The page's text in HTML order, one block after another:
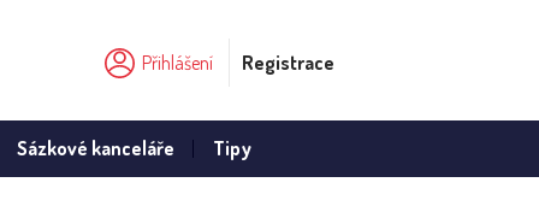
Přihlášení Registrace
Sázkové kanceláře Tipy